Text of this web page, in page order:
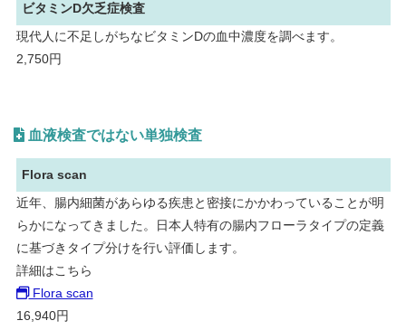
ビタミンD欠乏症検査
現代人に不足しがちなビタミンDの血中濃度を調べます。
2,750円
血液検査ではない単独検査
Flora scan
近年、腸内細菌があらゆる疾患と密接にかかわっていることが明
らかになってきました。日本人特有の腸内フローラタイプの定義
に基づきタイプ分けを行い評価します。
詳細はこちら
Flora scan
16,940円